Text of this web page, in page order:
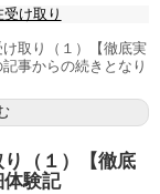
け取り
取り（１）【徹底実
事からの続きとなり
（１）【徹底
験記